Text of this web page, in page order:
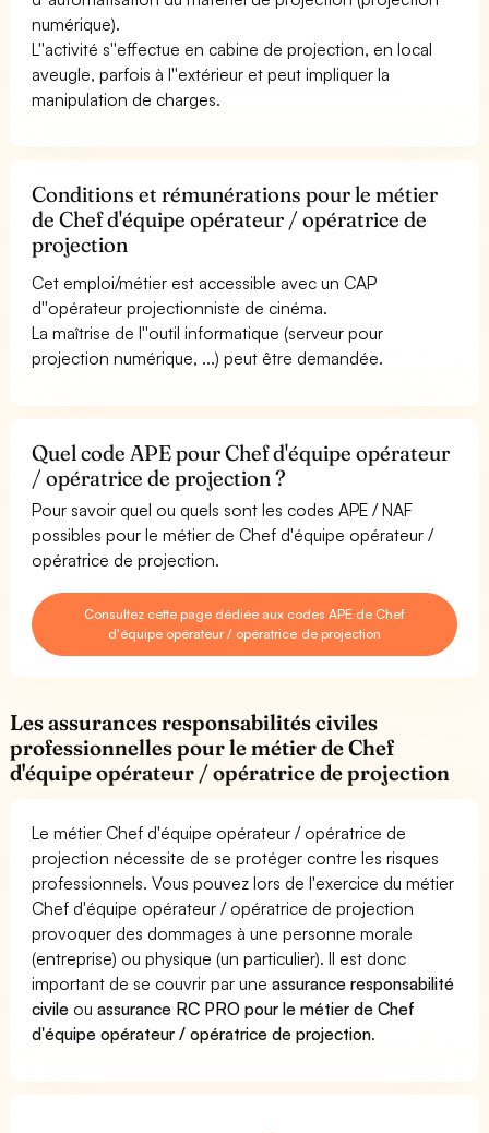
numérique).
L''activité s''effectue en cabine de projection, en local
aveugle, parfois à l''extérieur et peut impliquer la
manipulation de charges.
Conditions et rémunérations pour le métier
de Chef d'équipe opérateur / opératrice de
projection
Cet emploi/métier est accessible avec un CAP
d''opérateur projectionniste de cinéma.
La maîtrise de l''outil informatique (serveur pour
projection numérique, ...) peut être demandée.
Quel code APE pour Chef d'équipe opérateur
/ opératrice de projection ?
Pour savoir quel ou quels sont les codes APE / NAF
possibles pour le métier de Chef d'équipe opérateur /
opératrice de projection.
Consultez cette page dédiée aux codes APE de Chef
d'équipe opérateur / opératrice de projection
Les assurances responsabilités civiles
professionnelles pour le métier de Chef
d'équipe opérateur / opératrice de projection
Le métier Chef d'équipe opérateur / opératrice de
projection nécessite de se protéger contre les risques
professionnels. Vous pouvez lors de l'exercice du métier
Chef d'équipe opérateur / opératrice de projection
provoquer des dommages à une personne morale
(entreprise) ou physique (un particulier). Il est donc
important de se couvrir par uneassurance responsabilité
civile ouassurance RC PRO pour le métier de Chef
d'équipe opérateur / opératrice de projection.